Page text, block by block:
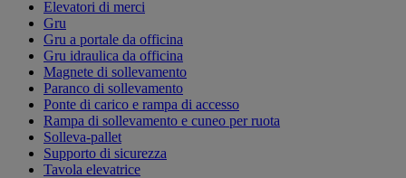
Elevatori di merci
Gru
Gru a portale da officina
Gru idraulica da officina
Magnete di sollevamento
Paranco di sollevamento
Ponte di carico e rampa di accesso
Rampa di sollevamento e cuneo per ruota
Solleva-pallet
Supporto di sicurezza
Tavola elevatrice